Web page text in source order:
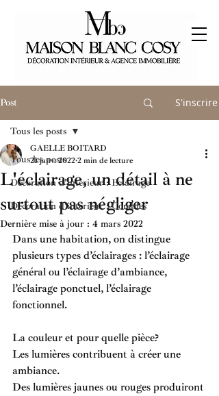
Post S'inscrire
Tous les posts
Décoration d'intérieur : Eclairage
Décoration d'intérieur : Combles
Tous les posts
L'éclairage, un détail à ne
surtout pas négliger
GAELLE BOITARD
21 janv. 2022 2 min de lecture
Dernière mise à jour : 4 mars 2022
Dans une habitation, on distingue
plusieurs types d’éclairages : l’éclairage
général ou l’éclairage d’ambiance,
l’éclairage ponctuel, l’éclairage
fonctionnel.
La couleur et pour quelle pièce?
Les lumières contribuent à créer une
ambiance.
Des lumières jaunes ou rouges produiront